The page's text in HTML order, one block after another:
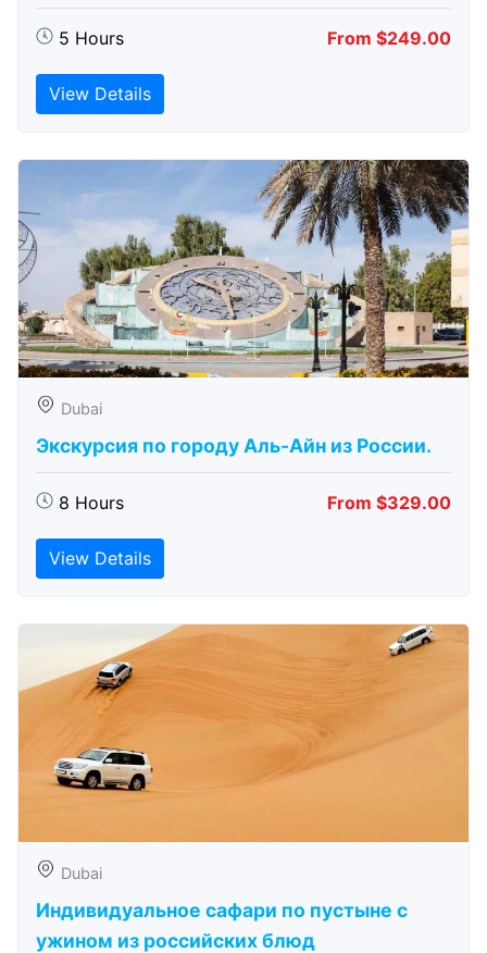
5 Hours From $249.00
View Details
Dubai
Экскурсия по городу Аль-Айн из России.
8 Hours From $329.00
View Details
Dubai
Индивидуальное сафари по пустыне с
ужином из российских блюд